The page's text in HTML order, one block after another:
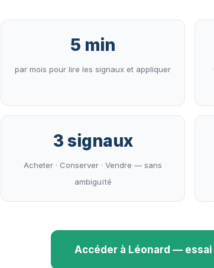
5 min
par mois pour lire les signaux et appliquer
3 signaux
Acheter · Conserver · Vendre — sans
ambiguïté
Accéder à Léonard —